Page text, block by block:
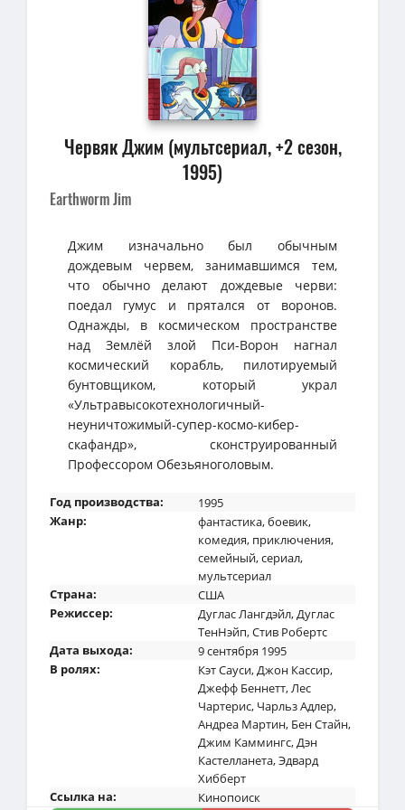
Червяк Джим (мультсериал, +2 сезон,
1995)
Earthworm Jim
Джим изначально был обычным
дождевым червем, занимавшимся тем,
что обычно делают дождевые черви:
поедал гумус и прятался от воронов.
Однажды, в космическом пространстве
над Землёй злой Пси-Ворон нагнал
космический корабль, пилотируемый
бунтовщиком, который украл
«Ультравысокотехнологичный-
неуничтожимый-супер-космо-кибер-
скафандр», сконструированный
Профессором Обезьяноголовым.
Год производства:
1995
Жанр:
фантастика,боевик,
комедия, приключения,
семейный,сериал,
мультсериал
Страна:
США
Режиссер:
Дуглас Лангдэйл,Дуглас
ТенНэйп,Стив Робертс
Дата выхода:
9 сентября 1995
В ролях:
Кэт Сауси,Джон Кассир,
Джефф Беннетт,Лес
Чартерис, Чарльз Адлер,
Андреа Мартин, Бен Стайн,
Джим Каммингс,Дэн
Кастелланета,Эдвард
Хибберт
Ссылка на:
Кинопоиск